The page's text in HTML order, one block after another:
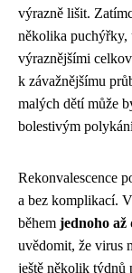
výrazně lišit.
několika puchýřky,
výraznějšími
k závažnějšímu
malých dětí může
bolestivým
Rekonvalescence
a bez komplikací.
během jednoho až
uvědomit, že virus
ještě několik týdnů